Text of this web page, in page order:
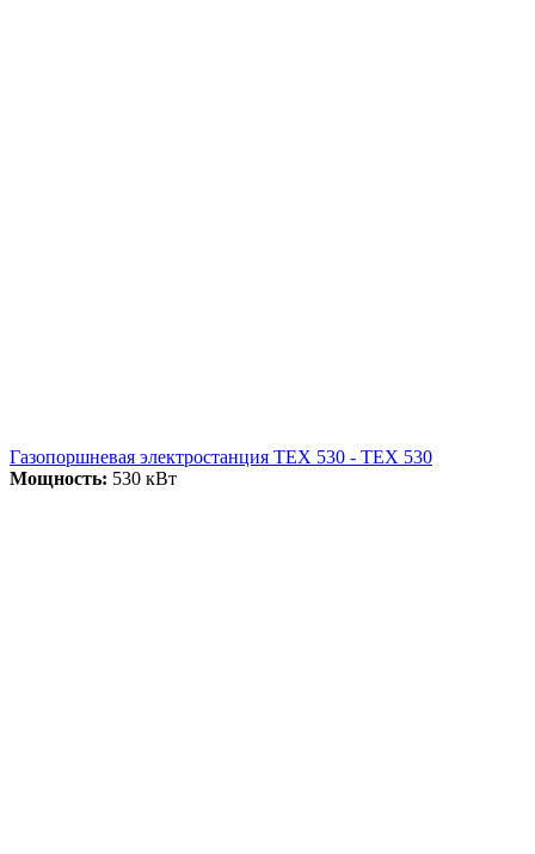
Газопоршневая электростанция ТЕХ 530 - ТЕХ 530
Мощность: 530 кВт